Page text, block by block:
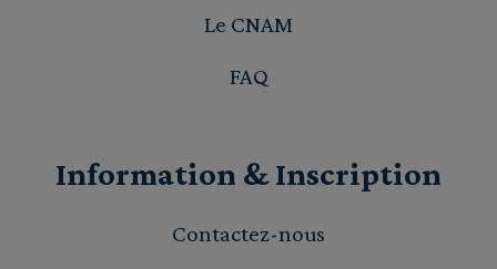
Le CNAM
FAQ
Information & Inscription
Contactez-nous